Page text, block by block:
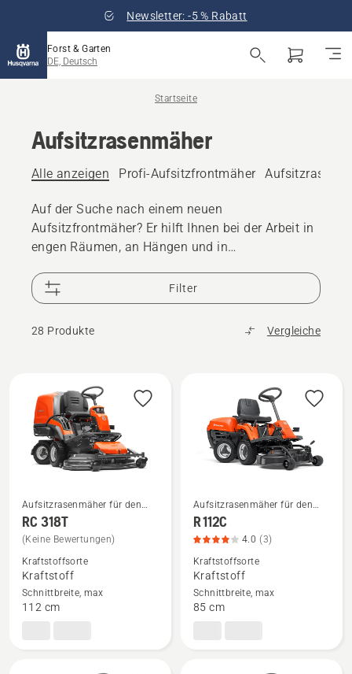
Newsletter: -5 % Rabatt
Forst & Garten
DE, Deutsch
Startseite
Aufsitzrasenmäher
Alle anzeigen Profi-Aufsitzfrontmäher
Auf der Suche nach einem neuen
Aufsitzfrontmäher? Er hilft Ihnen bei der Arbeit in
engen Räumen, an Hängen und in
Aufsitzfrontmähern wurde entwickelt, um
verschiedene Lösungen für unterschiedliche
Anforderungen zu bieten.
Filter
28 Produkte Vergleiche
Produkte
Mehr
Details
zu
RC 318T
anzeigen
Aufsitzrasenmäher für den
privaten Bereich
RC 318T
(Keine Bewertungen)
Kraftstoffsorte
Kraftstoff
Schnittbreite, max
112 cm
Mehr
Details
zu
R 112C
anzeigen,
Produktbewertung
Aufsitzrasenmäher für den
privaten Bereich
R 112C
4.0 (3)
Kraftstoffsorte
Kraftstoff
Schnittbreite, max
85 cm